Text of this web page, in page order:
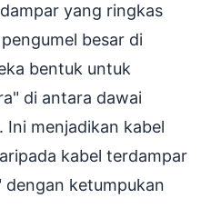
yang ringkas
besar di
bentuk untuk
di antara dawai
Ini menjadikan kabel
kabel terdampar
ketumpukan